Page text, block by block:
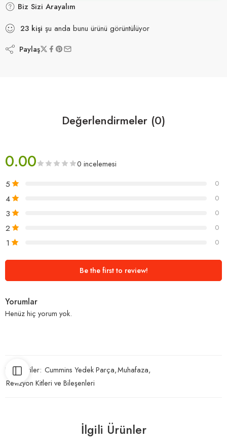
Biz Sizi Arayalım
23 kişi şu anda bunu ürünü görüntülüyor
Paylaş
Değerlendirmeler (0)
0.00 0 incelemesi
5 0
4 0
3 0
2 0
1 0
Be the first to review!
Yorumlar
Henüz hiç yorum yok.
Kategoriler: Cummins Yedek Parça,Muhafaza,
Revizyon Kitleri ve Bileşenleri
İlgili Ürünler